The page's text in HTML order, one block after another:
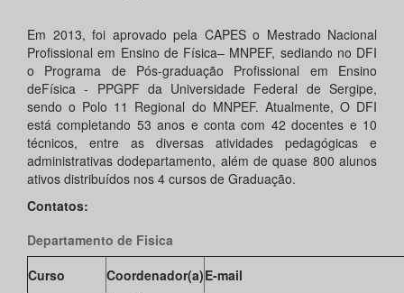
Em 2013, foi aprovado pela CAPES o Mestrado Nacional
Profissional em Ensino de Física– MNPEF, sediando no DFI
o Programa de Pós-graduação Profissional em Ensino
deFísica - PPGPF da Universidade Federal de Sergipe,
sendo o Polo 11 Regional do MNPEF. Atualmente, O DFI
está completando 53 anos e conta com 42 docentes e 10
técnicos, entre as diversas atividades pedagógicas e
administrativas dodepartamento, além de quase 800 alunos
ativos distribuídos nos 4 cursos de Graduação.
Contatos:
Departamento de Fisica
Curso
Coordenador(a)E-mail